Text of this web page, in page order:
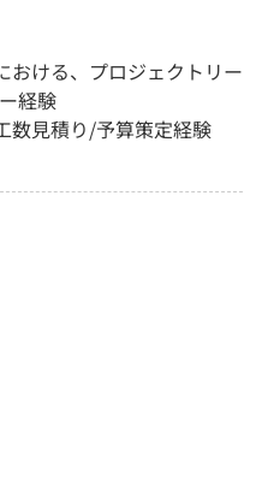
おける、プロジェクトリー
経験
数見積り/予算策定経験